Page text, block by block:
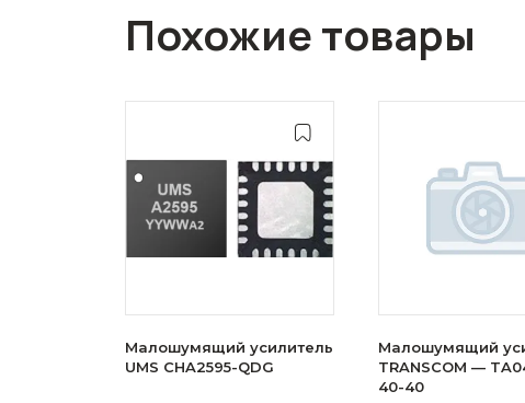
Похожие товары
Малошумящий усилитель
UMS CHA2595-QDG
Малошумящий
TRANSCOM —
40-40